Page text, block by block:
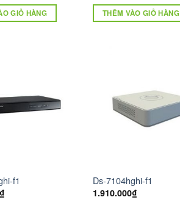
GIỎ HÀNG THÊM VÀO GIỎ HÀNG
f1
₫
Ds-7104hghi-f1
1.910.000₫